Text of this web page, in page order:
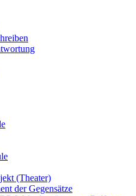
(Theater)
der Gegensätze